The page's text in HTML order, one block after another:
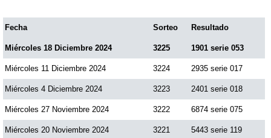
Pick 4 Día
Pick 4 Noche
Pijao de Oro
Fecha Sorteo Resultado
Miércoles 18 Diciembre 2024 3225 1901 serie 053
Miércoles 11 Diciembre 2024 3224 2935 serie 017
Miércoles 4 Diciembre 2024 3223 2401 serie 018
Miércoles 27 Noviembre 2024 3222 6874 serie 075
Miércoles 20 Noviembre 2024 3221 5443 serie 119